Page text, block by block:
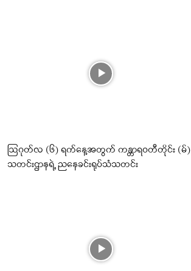
ဩဂုတ်လ (၆) ရက်နေ့အတွက် ကန္တာရဝတီတိုင်း (မ်)
သတင်းဌာနရဲ့ ညနေခင်းရုပ်သံသတင်း